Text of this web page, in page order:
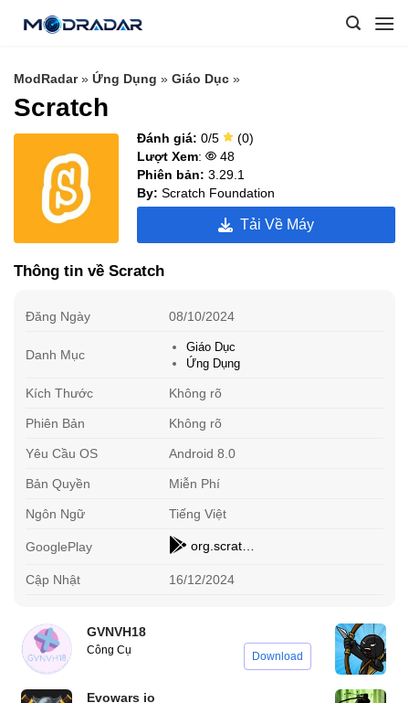
ModRadar» Ứng Dụng » Giáo Dục »
Scratch
Đánh giá: 0/5
(0)
Lượt Xem:
48
Phiên bản: 3.29.1
By: Scratch Foundation
Tải Về Máy
Thông tin về Scratch
Đăng Ngày 08/10/2024
Danh Mục
Giáo Dục
Ứng Dụng
Kích Thước Không rõ
Phiên Bản Không rõ
Yêu Cầu OS Android 8.0
Bản Quyền Miễn Phí
Ngôn Ngữ Tiếng Việt
GooglePlay
Cập Nhật 16/12/2024
GVNVH18
Công Cụ Download
Evowars io